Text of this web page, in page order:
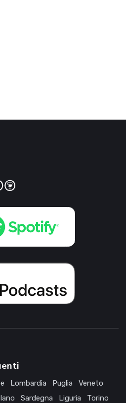
Lombardia Puglia
Veneto
Sardegna Liguria
Torino